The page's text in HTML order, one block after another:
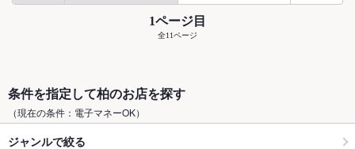
1ページ目
全11ページ
条件を指定して柏のお店を探す
（現在の条件：電子マネーOK）
ジャンルで絞る